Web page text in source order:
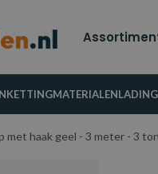
KETTINGMATERIALEN
met haak geel - 3 meter - 3 ton